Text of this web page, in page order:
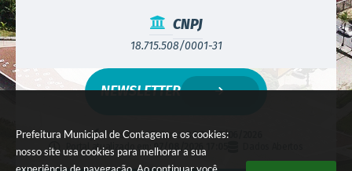
Prefeitura Municipal de Contagem e os cookies:
nosso site usa cookies para melhorar a sua
CNPJ
18.715.508/0001-31
Versão do Sistema:3.5.3 - 19/06/2026
Portal atualizado em:
07/08/2026 17:05
NEWSLETTER